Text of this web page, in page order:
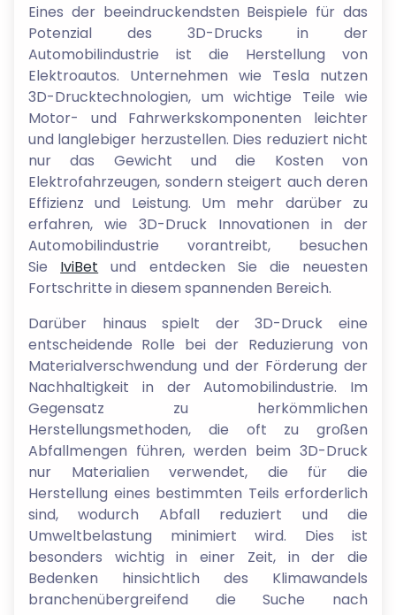
Eines der beeindruckendsten Beispiele für das
Potenzial des 3D-Drucks in der
Automobilindustrie ist die Herstellung von
Elektroautos. Unternehmen wie Tesla nutzen
3D-Drucktechnologien, um wichtige Teile wie
Motor- und Fahrwerkskomponenten leichter
und langlebiger herzustellen. Dies reduziert nicht
nur das Gewicht und die Kosten von
Elektrofahrzeugen, sondern steigert auch deren
Effizienz und Leistung. Um mehr darüber zu
erfahren, wie 3D-Druck Innovationen in der
Automobilindustrie vorantreibt, besuchen
Sie IviBet und entdecken Sie die neuesten
Fortschritte in diesem spannenden Bereich.
Darüber hinaus spielt der 3D-Druck eine
entscheidende Rolle bei der Reduzierung von
Materialverschwendung und der Förderung der
Nachhaltigkeit in der Automobilindustrie. Im
Gegensatz zu herkömmlichen
Herstellungsmethoden, die oft zu großen
Abfallmengen führen, werden beim 3D-Druck
nur Materialien verwendet, die für die
Herstellung eines bestimmten Teils erforderlich
sind, wodurch Abfall reduziert und die
Umweltbelastung minimiert wird. Dies ist
besonders wichtig in einer Zeit, in der die
Bedenken hinsichtlich des Klimawandels
branchenübergreifend die Suche nach